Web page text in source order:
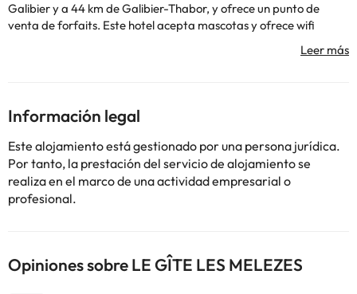
Galibier y a 44 km de Galibier-Thabor, y ofrece un punto de
venta de forfaits. Este hotel acepta mascotas y ofrece wifi
habitaciones cuentan con baño privado con ducha, y algunas
esquí. El aeropuerto (Aeropuerto de Grenoble – Isère) está a 124
km.
Please note that towels are not provided.Es necesario realizar el
pago antes de la llegada a través de transferencia bancaria. El
alojamiento se pondrá en contacto contigo después de reservar
para darte las instrucciones.
información de esta ficha está sujeta a cambios por parte del
Información legal
Este alojamiento está gestionado por una persona jurídica.
Por tanto, la prestación del servicio de alojamiento se
realiza en el marco de una actividad empresarial o
profesional.
Opiniones sobre LE GÎTE LES MELEZES